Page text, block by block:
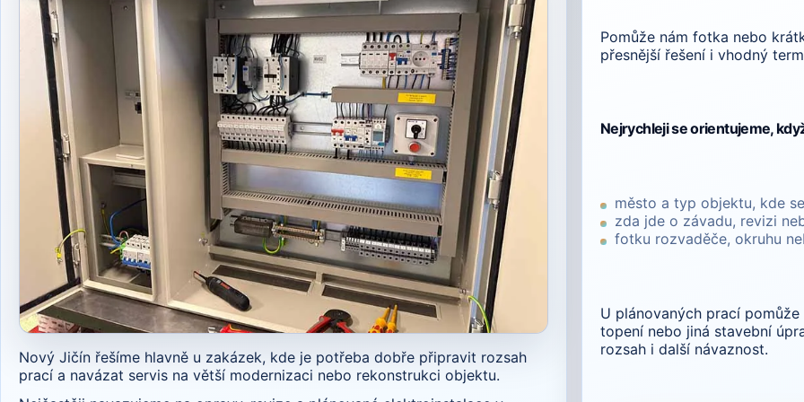
Nový Jičín řešíme hlavně u zakázek, kde je potřeba dobře připravit rozsah
prací a navázat servis na větší modernizaci nebo rekonstrukci objektu.
Pomůže nám fotka nebo
přesnější řešení i vhodný
Nejrychleji se orientujeme,
město a typ objektu, kde
zda jde o závadu, revizi
fotku rozvaděče, okruhu
U plánovaných prací
topení nebo jiná stavební
rozsah i další návaznost.